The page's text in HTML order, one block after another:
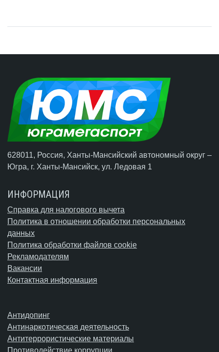
628011, Россия, Ханты-Мансийский автономный округ –
Югра, г. Ханты-Мансийск, ул. Ледовая 1
ИНФОРМАЦИЯ
Справка для налогового вычета
Политика в отношении обработки персональных
данных
Политика обработки файлов cookie
Рекламодателям
Вакансии
Контактная информация
Антидопинг
Антинаркотическая деятельность
Антитеррористические материалы
Противодействие коррупции